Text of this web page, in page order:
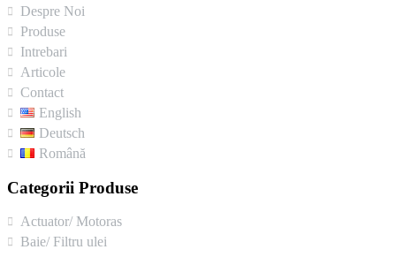
Despre Noi
Produse
Intrebari
Articole
Contact
English
Deutsch
Română
Categorii Produse
Actuator/ Motoras
Baie/ Filtru ulei